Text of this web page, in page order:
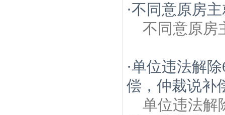
·不同意原房
不同意原房
·单位违法解
偿，仲裁说补
单位违法解